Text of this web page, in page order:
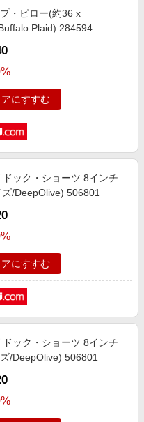
・ピロー(約36 x
Plaid) 284594
アにすすむ
ドック・ショーツ 8インチ
/DeepOlive) 506801
アにすすむ
ドック・ショーツ 8インチ
/DeepOlive) 506801